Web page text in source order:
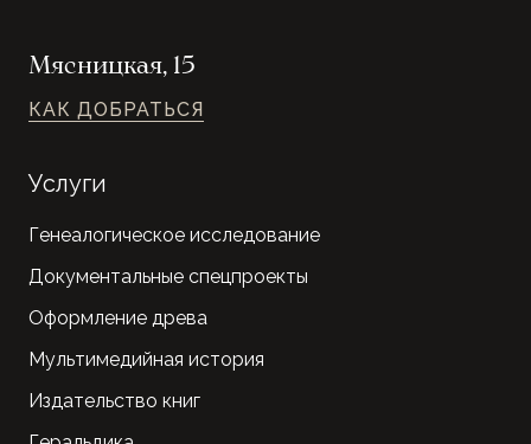
Мясницкая, 15
КАК ДОБРАТЬСЯ
Услуги
Генеалогическое исследование
Документальные спецпроекты
Оформление древа
Мультимедийная история
Издательство книг